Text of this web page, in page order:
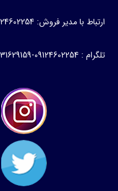
ارتباط با مدیر فروش: 09124602254-09131629159
تلگرام : 09124602254-09131629159